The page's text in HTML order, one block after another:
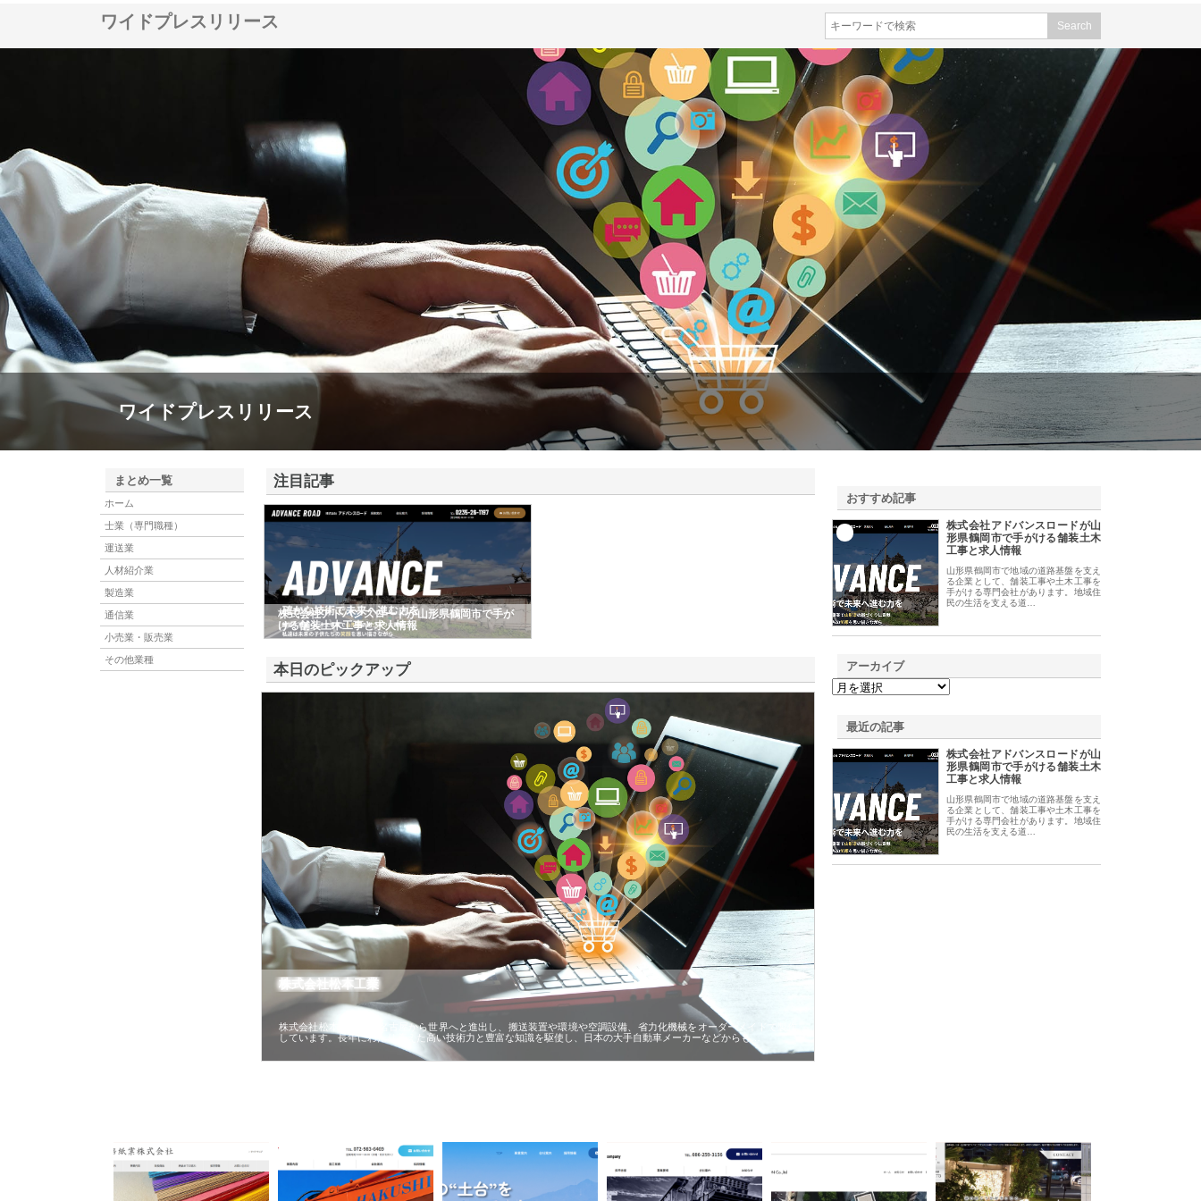
ワイドプレスリリース
ワイドプレスリリース
まとめ一覧
ホーム
士業（専門職種）
運送業
人材紹介業
製造業
通信業
小売業・販売業
その他業種
注目記事
株式会社アドバンスロードが山形県鶴岡市で手が
ける舗装土木工事と求人情報
本日のピックアップ
株式会社松本工業
株式会社松本工業は、名古屋から世界へと進出し、搬送装置や環境や空調設備、省力化機械をオーダーメイドで製作
しています。長年にわたり蓄えた高い技術力と豊富な知識を駆使し、日本の大手自動車メーカーなどからも…
おすすめ記事
株式会社アドバンスロードが山
形県鶴岡市で手がける舗装土木
工事と求人情報
山形県鶴岡市で地域の道路基盤を支え
る企業として、舗装工事や土木工事を
手がける専門会社があります。地域住
民の生活を支える道…
アーカイブ
最近の記事
株式会社アドバンスロードが山
形県鶴岡市で手がける舗装土木
工事と求人情報
山形県鶴岡市で地域の道路基盤を支え
る企業として、舗装工事や土木工事を
手がける専門会社があります。地域住
民の生活を支える道…